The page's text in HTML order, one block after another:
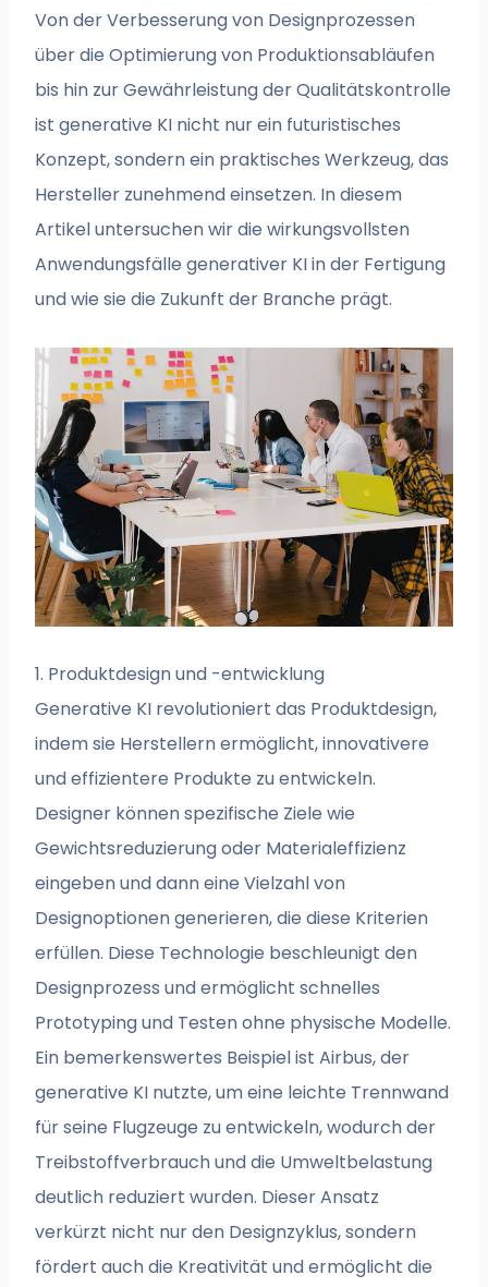
Von der Verbesserung von Designprozessen
über die Optimierung von Produktionsabläufen
bis hin zur Gewährleistung der Qualitätskontrolle
ist generative KI nicht nur ein futuristisches
Konzept, sondern ein praktisches Werkzeug, das
Hersteller zunehmend einsetzen. In diesem
Artikel untersuchen wir die wirkungsvollsten
Anwendungsfälle generativer KI in der Fertigung
und wie sie die Zukunft der Branche prägt.
1. Produktdesign und -entwicklung
Generative KI revolutioniert das Produktdesign,
indem sie Herstellern ermöglicht, innovativere
und effizientere Produkte zu entwickeln.
Designer können spezifische Ziele wie
Gewichtsreduzierung oder Materialeffizienz
eingeben und dann eine Vielzahl von
Designoptionen generieren, die diese Kriterien
erfüllen. Diese Technologie beschleunigt den
Designprozess und ermöglicht schnelles
Prototyping und Testen ohne physische Modelle.
Ein bemerkenswertes Beispiel ist Airbus, der
generative KI nutzte, um eine leichte Trennwand
für seine Flugzeuge zu entwickeln, wodurch der
Treibstoffverbrauch und die Umweltbelastung
deutlich reduziert wurden. Dieser Ansatz
verkürzt nicht nur den Designzyklus, sondern
fördert auch die Kreativität und ermöglicht die